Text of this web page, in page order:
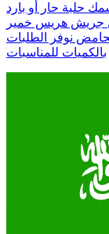
حلبة حار أو بارد
جريش هريس خمير
نوفر الطلبات
بالكميات للمناسبات